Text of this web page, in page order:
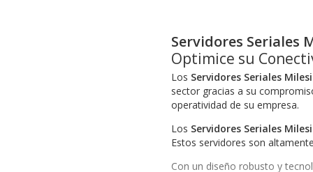
Servidores Seriales
Optimice su
Los Servidores Seriales
sector gracias a su
operatividad de su empresa.
Los Servidores Seriales
Estos servidores son
Con un diseño robusto y